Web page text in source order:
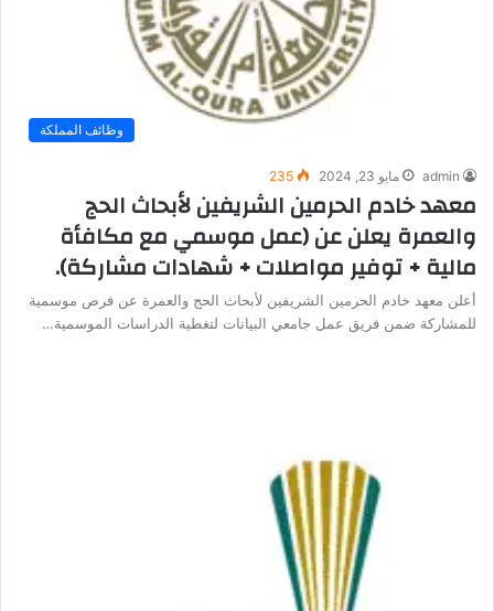
وظائف المملكة
admin مايو 23, 2024 235
معهد خادم الحرمين الشريفين لأبحاث الحج
والعمرة يعلن عن (عمل موسمي مع مكافأة
مالية + توفير مواصلات + شهادات مشاركة).
أعلن معهد خادم الحرمين الشريفين لأبحاث الحج والعمرة عن فرص موسمية
للمشاركة ضمن فريق عمل جامعي البيانات لتغطية الدراسات الموسمية…